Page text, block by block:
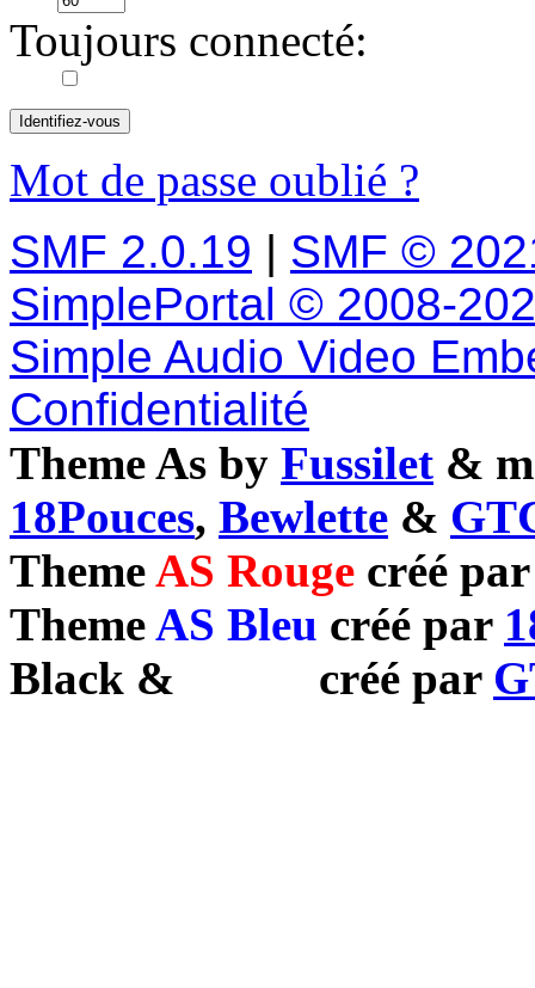
Toujours connecté:
Mot de passe oublié ?
SMF 2.0.19 | SMF ©
SimplePortal © 2008-
Simple Audio Video
Confidentialité
Theme As by Fussilet &
18Pouces, Bewlette &
ThemeAS Rouge créé
ThemeAS Bleu créé par
Black & créé par